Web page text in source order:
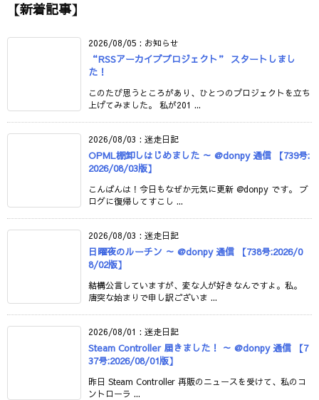
【新着記事】
2026/08/05 : お知らせ
“RSSアーカイブプロジェクト” スタートしまし
た！
このたび思うところがあり、ひとつのプロジェクトを立ち
上げてみました。 私が201 ...
2026/08/03 : 迷走日記
OPML棚卸しはじめました ～ @donpy 通信 【739号:
2026/08/03版】
こんばんは！今日もなぜか元気に更新 @donpy です。 ブ
ログに復帰してすこし ...
2026/08/03 : 迷走日記
日曜夜のルーチン ～ @donpy 通信 【738号:2026/0
8/02版】
結構公言していますが、変な人が好きなんですよ。私。
唐突な始まりで申し訳ございま ...
2026/08/01 : 迷走日記
Steam Controller 届きました！ ～ @donpy 通信 【7
37号:2026/08/01版】
昨日 Steam Controller 再販のニュースを受けて、私のコ
ントローラ ...